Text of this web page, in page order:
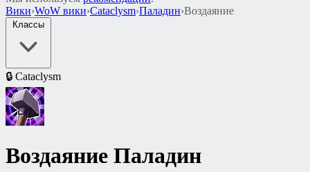
Вики›WoW вики›Cataclysm›Паладин›Воздаяние
🔒 Cataclysm
Воздаяние Паладин